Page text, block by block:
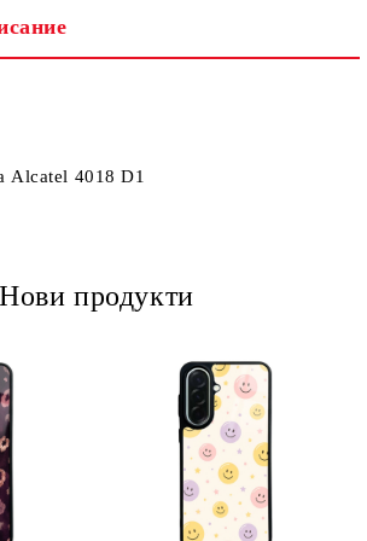
Alcatel 4018 D1
Нови продукти